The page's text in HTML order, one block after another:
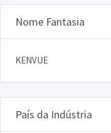
Nome Fantasia
KENVUE
País da Indústria